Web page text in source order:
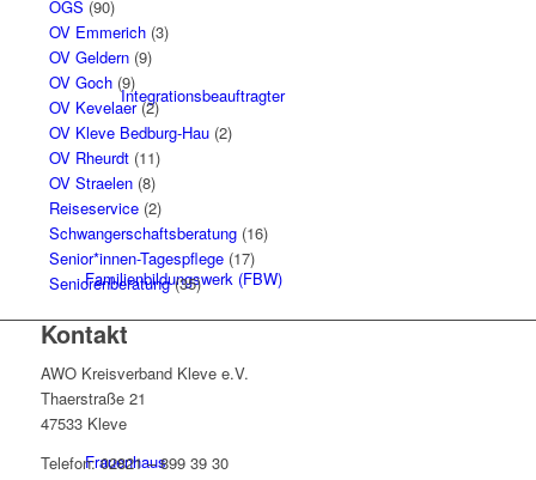
Integrationsbeauftragter
Familienbildungswerk (FBW)
Frauenhaus
OGS (90)
OV Emmerich(3)
OV Geldern(9)
OV Goch(9)
OV Kevelaer(2)
OV Kleve Bedburg-Hau(2)
OV Rheurdt(11)
OV Straelen(8)
Reiseservice(2)
Schwangerschaftsberatung(16)
Senior*innen-Tagespflege(17)
Seniorenberatung(35)
Kontakt
AWO Kreisverband Kleve e.V.
Thaerstraße 21
47533 Kleve
Telefon: 02821 – 899 39 30